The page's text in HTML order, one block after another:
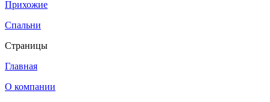
Прихожие
Спальни
Страницы
Главная
О компании